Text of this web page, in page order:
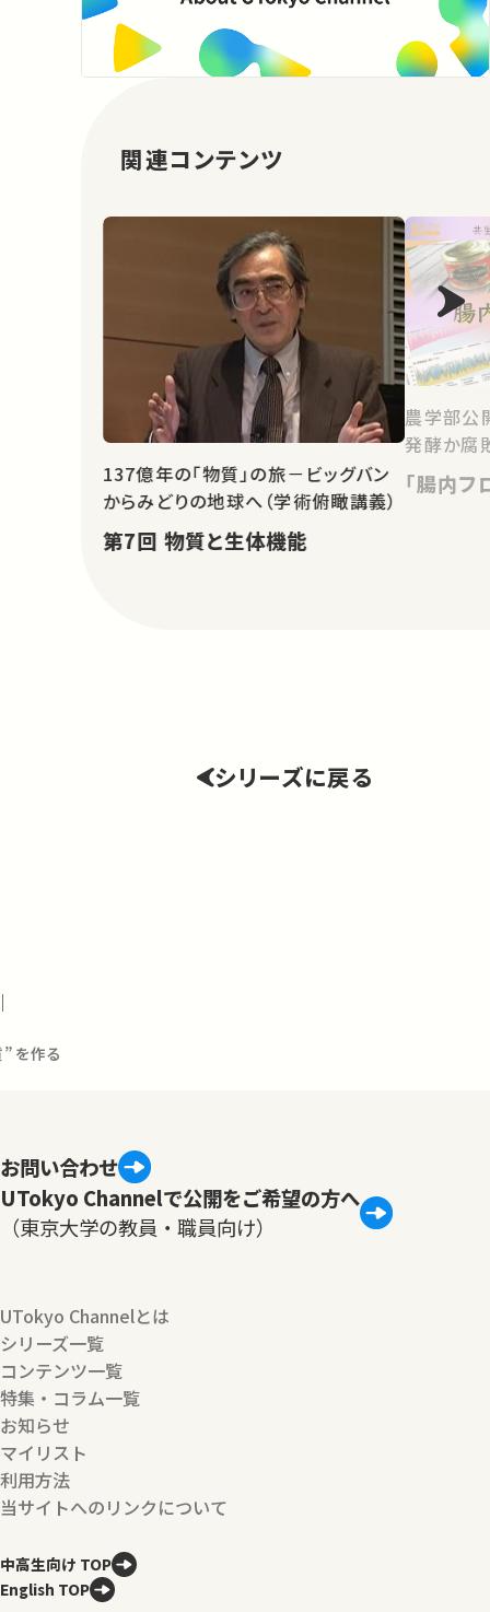
関連コンテンツ
137億年の「物質」の旅－ビッグバン
からみどりの地球へ（学術俯瞰講義）
第7回 物質と生体機能
農学部公
発酵か腐
「腸内フ
シリーズに戻る
を作る
お問い合わせ
UTokyo Channelで公開をご希望の方へ
（東京大学の教員・職員向け）
UTokyo Channelとは
シリーズ一覧
コンテンツ一覧
特集・コラム一覧
お知らせ
マイリスト
利用方法
当サイトへのリンクについて
中高生向け TOP
English TOP